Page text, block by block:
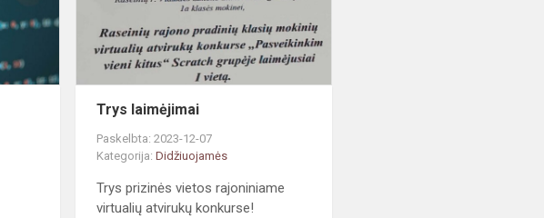
Trys laimėjimai
Paskelbta: 2023-12-07
Kategorija:Didžiuojamės
Trys prizinės vietos rajoniniame
virtualių atvirukų konkurse!